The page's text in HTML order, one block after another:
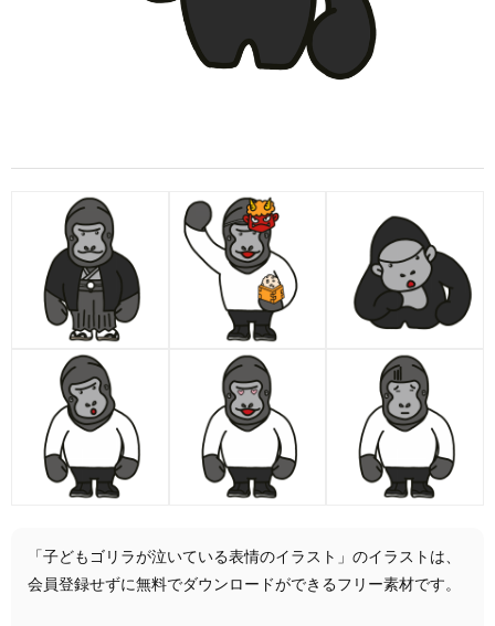
「子どもゴリラが泣いている表情のイラスト」のイラストは、
会員登録せずに無料でダウンロードができるフリー素材です。